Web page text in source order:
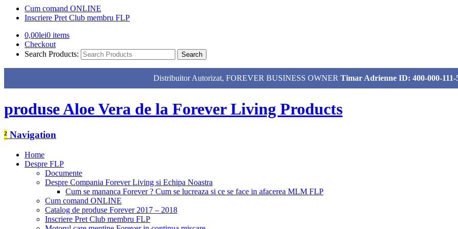
Cum comand ONLINE
Inscriere Pret Club membru FLP
0,00lei0 items
Checkout
Search Products:
Distribuitor Autorizat, FOREVER BUSINESS OWNER Timar Adrienne ID: 400-000-111-
produse Aloe Vera de la Forever Living Products
² Navigation
Home
Despre FLP
Documente
Despre Compania Forever Living si Echipa Noastra
Cum se mananca Forever ? Cum se lucreaza si ce se face in afacerea MLM FLP
Cum comand ONLINE
Catalog de produse Forever 2017 – 2018
Inscriere Pret Club membru FLP